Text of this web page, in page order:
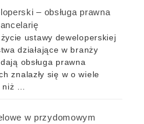
– obsługa prawna
ustawy deweloperskiej
działające w branży
obsługa prawna
znalazły się w o wiele
…
w przydomowym